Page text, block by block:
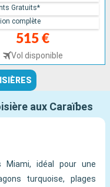
515 €
Vol disponible
Gratuits*
complète
aux Caraïbes
Miami, idéal pour une
turquoise, plages